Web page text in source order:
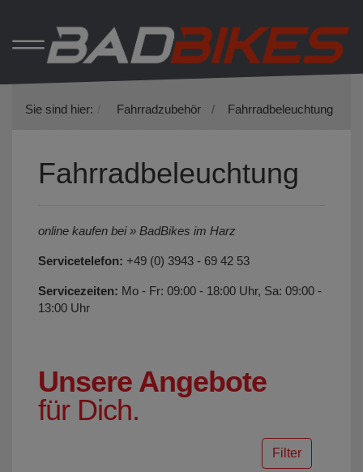
Sie sind hier: Fahrradzubehör Fahrradbeleuchtung
Fahrradbeleuchtung
online kaufen bei » BadBikes im Harz
Servicetelefon: +49 (0) 3943 - 69 42 53
Servicezeiten: Mo - Fr: 09:00 - 18:00 Uhr, Sa: 09:00 -
13:00 Uhr
Unsere Angebote
für Dich.
Filter